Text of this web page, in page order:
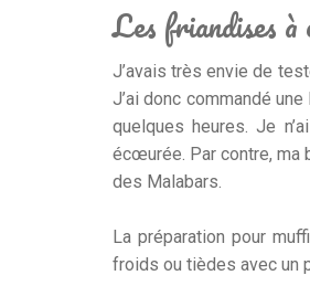
Les friandises à
J’avais très envie de
J’ai donc commandé
quelques heures. Je
écœurée. Par contre, ma
des Malabars.
La préparation pour
froids ou tièdes avec un